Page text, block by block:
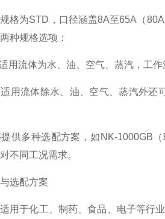
格为STD，口径涵盖8A至65A（
种规格选项：
用流体为水、油、空气、蒸汽，工
用流体除水、油、空气、蒸汽外
供多种选配方案，如NK-1000GB
不同工况需求。
选配方案
用于化工、制药、食品、电子等行